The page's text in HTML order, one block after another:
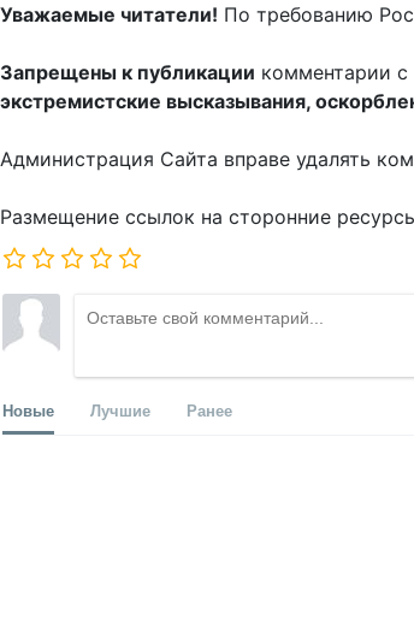
Уважаемые читатели! По требованию
Запрещены к публикации комментарии с
экстремистские высказывания,
Администрация Сайта вправе удалять
Размещение ссылок на сторонние
Новые Лучшие Ранее